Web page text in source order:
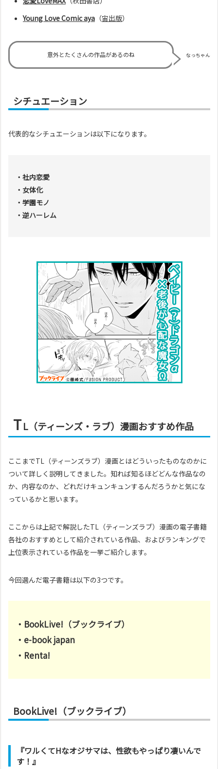
Young Love Comic aya （宙出版）
なっちゃん
意外とたくさんの作品があるのね
シチュエーション
代表的なシチュエーションは以下になります。
・社内恋愛
・女体化
・学園モノ
・逆ハーレム
TL（ティーンズ・ラブ）漫画おすすめ作品
ここまでTL（ティーンズラブ）漫画とはどういったものなのかに
ついて詳しく説明してきました。知れば知るほどどんな作品なの
か、内容なのか、どれだけキュンキュンするんだろうかと気にな
っているかと思います。
ここからは上記で解説したTL（ティーンズラブ）漫画の電子書籍
各社のおすすめとして紹介されている作品、およびランキングで
上位表示されている作品を一挙ご紹介します。
今回選んだ電子書籍は以下の3つです。
・BookLive!（ブックライブ）
・e-book japan
・Renta!
BookLive!（ブックライブ）
『ワルくてHなオジサマは、性欲もやっぱり凄いんで
す！』